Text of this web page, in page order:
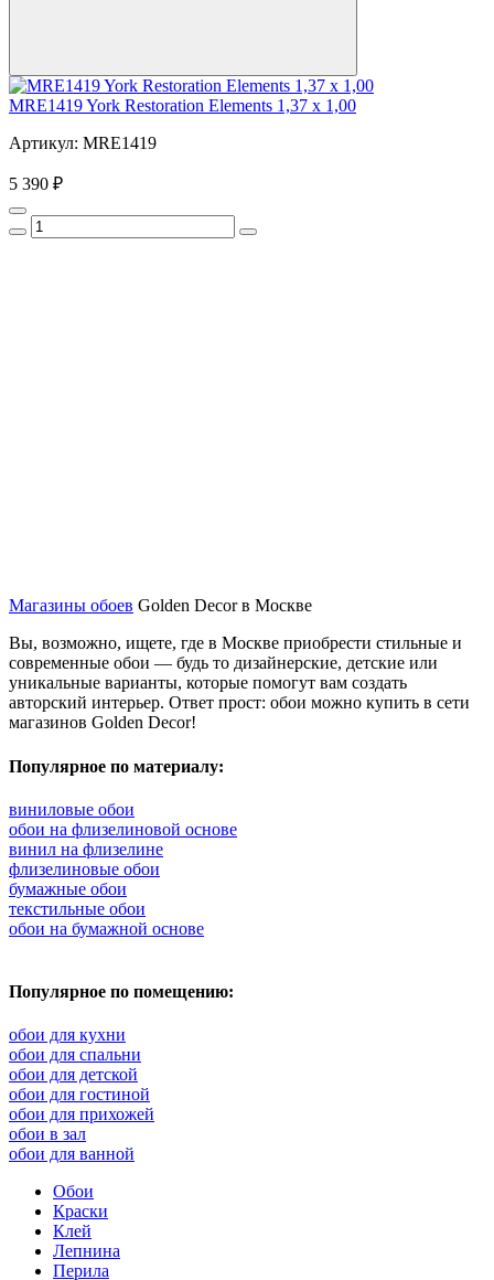
MRE1419 York Restoration Elements 1,37 x 1,00
Артикул: MRE1419
5 390 ₽
Магазины обоев Golden Decor в Москве
Вы, возможно, ищете, где в Москве приобрести стильные и
современные обои — будь то дизайнерские, детские или
уникальные варианты, которые помогут вам создать
авторский интерьер. Ответ прост: обои можно купить в сети
магазинов Golden Decor!
Популярное по материалу:
виниловые обои
обои на флизелиновой основе
винил на флизелине
флизелиновые обои
бумажные обои
текстильные обои
обои на бумажной основе
Популярное по помещению:
обои для кухни
обои для спальни
обои для детской
обои для гостиной
обои для прихожей
обои в зал
обои для ванной
Обои
Краски
Клей
Лепнина
Перила